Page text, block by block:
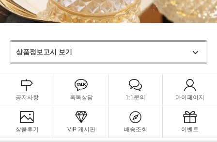
상품정보고시 보기
공지사항 톡톡상담 1:1문의 마이페이지
상품후기 VIP 게시판 배송조회 이벤트